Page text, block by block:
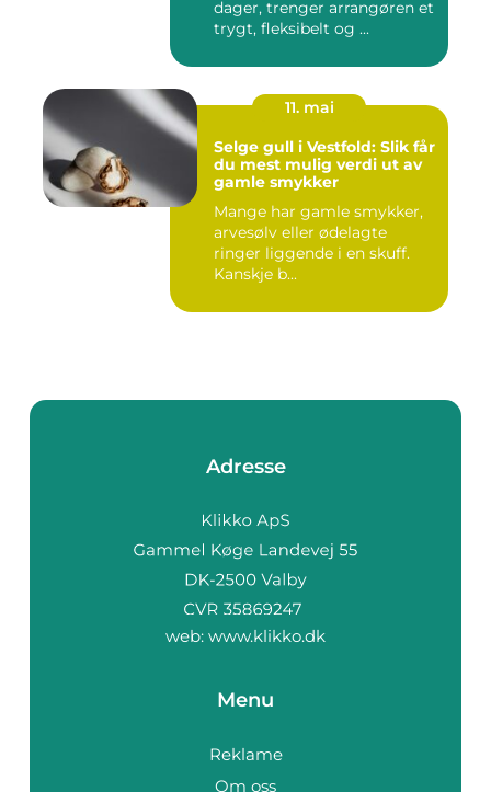
dager, trenger arrangøren et
trygt, fleksibelt og ...
11. mai
Selge gull i Vestfold: Slik får
du mest mulig verdi ut av
gamle smykker
Mange har gamle smykker,
arvesølv eller ødelagte
ringer liggende i en skuff.
Kanskje b...
Adresse
web: www.klikko.dk
Menu
Reklame
Om oss